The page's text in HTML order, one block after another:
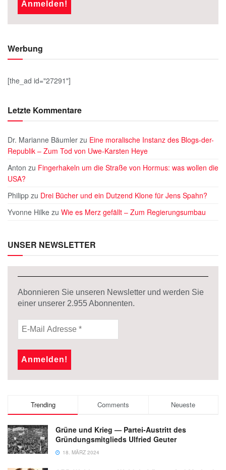
Werbung
[the_ad id="27291"]
Letzte Kommentare
Dr. Marianne Bäumler zu Eine moralische Instanz des Blogs-der-
Republik – Zum Tod von Uwe-Karsten Heye
Anton zu Fingerhakeln um die Straße von Hormus: was wollen die
USA?
Philipp zu Drei Bücher und ein Dutzend Klone für Jens Spahn?
Yvonne Hilke zu Wie es Merz gefällt – Zum Regierungsumbau
UNSER NEWSLETTER
Abonnieren Sie unseren Newsletter und werden Sie
einer unserer 2.955Abonnenten.
Trending Comments Neueste
Grüne und Krieg — Partei-Austritt des
Gründungsmitglieds Ulfried Geuter
18. MÄRZ 2024